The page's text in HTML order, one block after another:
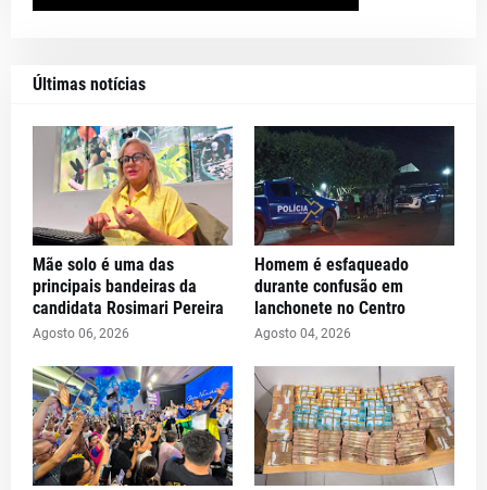
Últimas notícias
Mãe solo é uma das
principais bandeiras da
candidata Rosimari Pereira
Agosto 06, 2026
Homem é esfaqueado
durante confusão em
lanchonete no Centro
Agosto 04, 2026